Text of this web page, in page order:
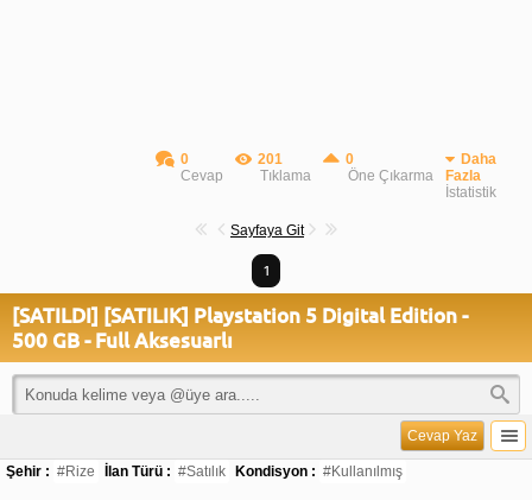
0
Cevap
201
Tıklama
0
Öne Çıkarma
Daha
Fazla
İstatistik
Sayfaya Git
1
[SATILDI] [SATILIK] Playstation 5 Digital Edition -
500 GB - Full Aksesuarlı
Cevap Yaz
Şehir : #Rize İlan Türü : #Satılık Kondisyon : #Kullanılmış